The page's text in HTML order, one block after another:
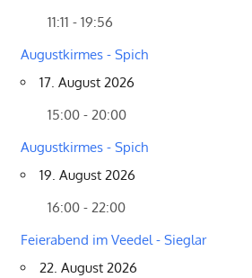
11:11 - 19:56
Augustkirmes - Spich
17. August 2026
15:00 - 20:00
Augustkirmes - Spich
19. August 2026
16:00 - 22:00
Feierabend im Veedel - Sieglar
22. August 2026